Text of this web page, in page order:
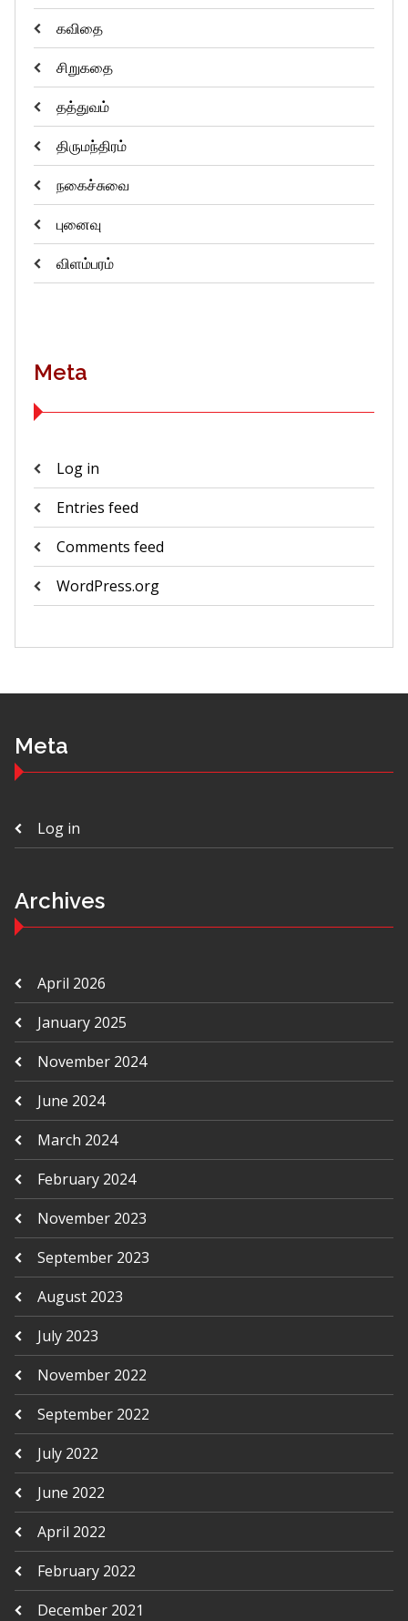
கவிதை
சிறுகதை
தத்துவம்
திருமந்திரம்
நகைச்சுவை
புனைவு
விளம்பரம்
Meta
Log in
Entries feed
Comments feed
WordPress.org
Meta
Log in
Archives
April 2026
January 2025
November 2024
June 2024
March 2024
February 2024
November 2023
September 2023
August 2023
July 2023
November 2022
September 2022
July 2022
June 2022
April 2022
February 2022
December 2021